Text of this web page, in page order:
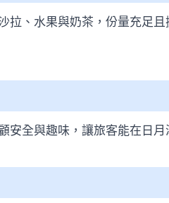
拉、水果與奶茶，份量充足
安全與趣味，讓旅客能在日